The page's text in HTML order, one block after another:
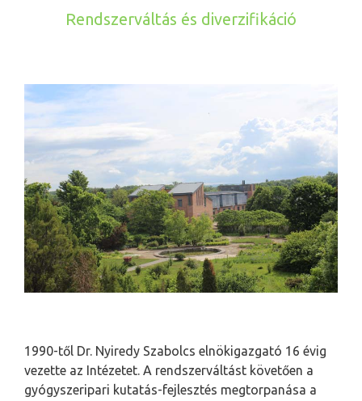
Rendszerváltás és diverzifikáció
1990-től Dr. Nyiredy Szabolcs elnökigazgató 16 évig
vezette az Intézetet. A rendszerváltást követően a
gyógyszeripari kutatás-fejlesztés megtorpanása a